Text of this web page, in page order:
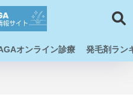
オンライン診療 発毛剤ラン